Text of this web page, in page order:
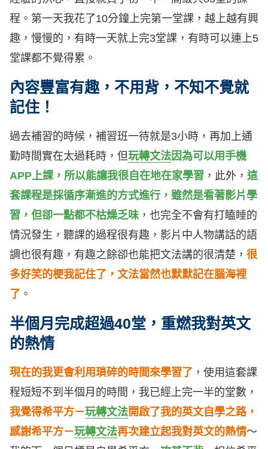
程。第一天我花了10分鐘上完第一堂課，越上越有興
趣，慢慢的，有時一天就上完3堂課，有時可以連上5
堂課都不覺得累。
內容豐富有趣，不用背，不知不覺就
記住！
過去補習的時候，補習班一待就是3小時，再加上通
勤時間實在太過耗時，但玩轉文法因為可以用手機
APP上課，所以能讓我很自在地在家學習 ，此外， 這
套課程是採循序漸進的方式進行，雖然是看著影片學
習，但卻一點都不枯燥乏味 ，也完全不會有打瞌睡的
情況發生，聽課的過程很有趣，影片中人物講話的語
調也很有趣，有趣之餘卻也能把文法講的很清楚， 很
多好笑的梗我記住了，文法當然也默默記在腦海裡
了 。
半個月完成超過40堂，重燃我對英文
的熱情
現在的我更會利用瑣碎的時間來學習了 ，使用這套課
程短短不到半個月的時間，我已經上完一半的堂數，
我覺得希平方－玩轉文法開啟了我的英文自學之路，
感謝希平方－玩轉文法再次建立起我對英文的熱情～